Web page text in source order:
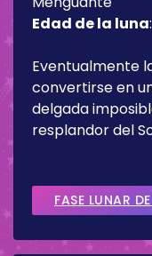
Edad de la luna:
Eventualmente
convertirse en
delgada
resplandor del
FASE LUNAR